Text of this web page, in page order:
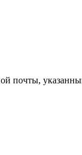
почты,